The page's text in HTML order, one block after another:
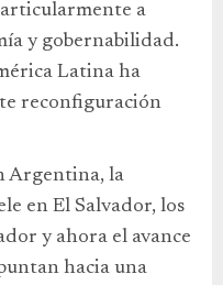
a
y gobernabilidad.
Latina ha
reconfiguración
Argentina, la
en El Salvador, los
y ahora el avance
hacia una